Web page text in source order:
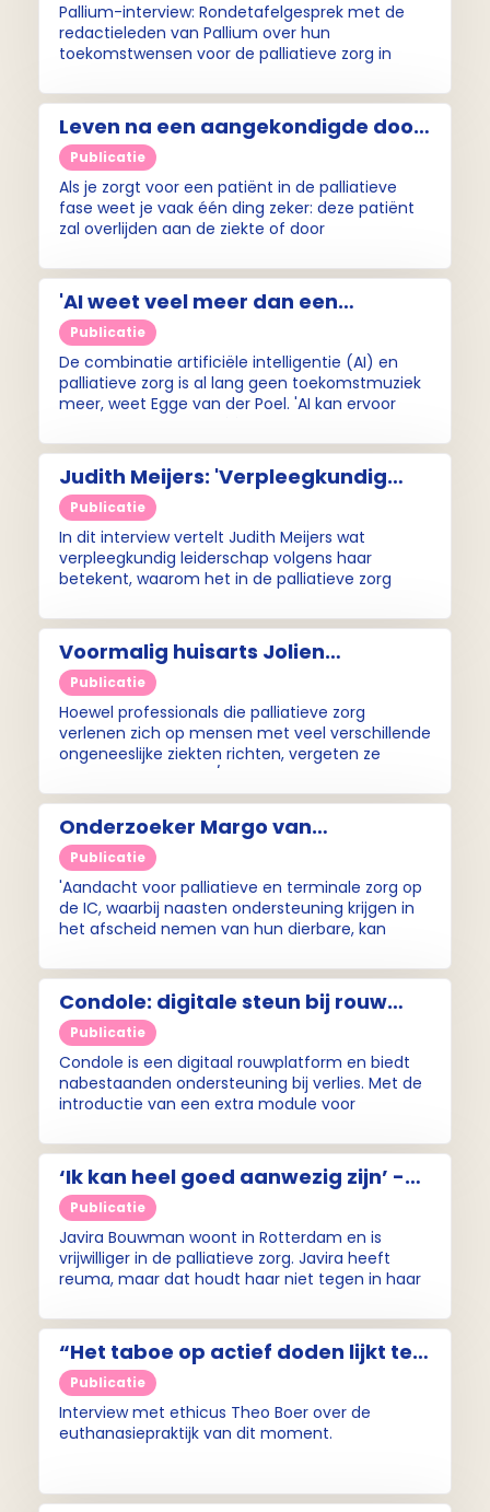
(Pallium-interview)
Pallium-interview: Rondetafelgesprek met de
redactieleden van Pallium over hun
toekomstwensen voor de palliatieve zorg in
maandelijks terugkerend Pallium-interview op
Palliaweb.
Leven na een aangekondigde dood
– Pallium-interview met Claudia
van Deudekom
Publicatie
Als je zorgt voor een patiënt in de palliatieve
fase weet je vaak één ding zeker: deze patiënt
zal overlijden aan de ziekte of door
in de praktijk soms anders. Zoals bij Claudia van
Deudekom. Lees haar verhaal hier.
'AI weet veel meer dan een
individuele zorgverlener kan weten'
- Pallium-interview met Egge van
de Poel
Publicatie
De combinatie artificiële intelligentie (AI) en
palliatieve zorg is al lang geen toekomstmuziek
meer, weet Egge van der Poel. 'AI kan ervoor
hebben met zijn patiënten.'
Judith Meijers: 'Verpleegkundig
leiderschap vraagt om moed en
positionering' (Pallium-interview)
Publicatie
In dit interview vertelt Judith Meijers wat
verpleegkundig leiderschap volgens haar
betekent, waarom het in de palliatieve zorg
verpleegkundigen sterker te positioneren - in de
praktijk én aan de beleidstafel.
Voormalig huisarts Jolien
Plantinga: 'Waar blijft de
palliatieve aandacht voor mensen
met PAIS?' (Pallium-interview)
Publicatie
Hoewel professionals die palliatieve zorg
verlenen zich op mensen met veel verschillende
ongeneeslijke ziekten richten, vergeten ze
ziekten als Lyme, ME/CVS, Q-koorts en long
covid grotendeels in de kou staan.
Onderzoeker Margo van
Mol: 'Palliatieve zorg op een IC gaat
vooral over end-of-life care en
nazorg'
Publicatie
'Aandacht voor palliatieve en terminale zorg op
de IC, waarbij naasten ondersteuning krijgen in
het afscheid nemen van hun dierbare, kan
overlijden', aldus Margo van Mol.
Condole: digitale steun bij rouw
voor nabestaanden én
zorgverleners
Publicatie
Condole is een digitaal rouwplatform en biedt
nabestaanden ondersteuning bij verlies. Met de
introductie van een extra module voor
Hartog, niet alleen rouw bespreekbaar maken in
de zorg, maar zorgverleners ook concrete
handvatten geven voor zichzelf én voor de
nabestaanden die zij begeleiden.
‘Ik kan heel goed aanwezig zijn’ -
Javira Bouwman (Pallium-
interview)
Publicatie
Javira Bouwman woont in Rotterdam en is
vrijwilliger in de palliatieve zorg. Javira heeft
reuma, maar dat houdt haar niet tegen in haar
“Het taboe op actief doden lijkt te
verdwijnen, en dat is zorgelijk” -
Ethicus Theo Boer (Pallium
Interview)
Publicatie
Interview met ethicus Theo Boer over de
euthanasiepraktijk van dit moment.